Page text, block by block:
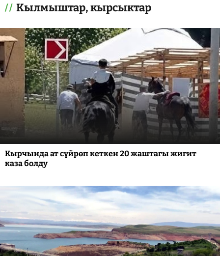
Кылмыштар, кырсыктар
Кырчында ат сүйрөп кеткен 20 жаштагы жигит
каза болду